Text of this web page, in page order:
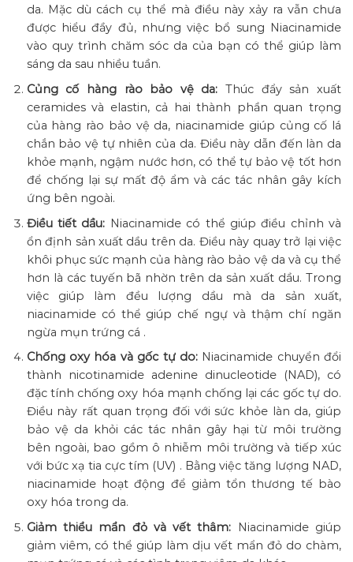
da. Mặc dù cách cụ thể mà điều này xảy ra vẫn chưa
được hiểu đầy đủ, nhưng việc bổ sung Niacinamide
vào quy trình chăm sóc da của bạn có thể giúp làm
sáng da sau nhiều tuần.
Củng cố hàng rào bảo vệ da:Thúc đẩy sản xuất
ceramides và elastin, cả hai thành phần quan trọng
của hàng rào bảo vệ da, niacinamide giúp củng cố lá
chắn bảo vệ tự nhiên của da. Điều này dẫn đến làn da
khỏe mạnh, ngậm nước hơn, có thể tự bảo vệ tốt hơn
để chống lại sự mất độ ẩm và các tác nhân gây kích
ứng bên ngoài.
Điều tiết dầu: Niacinamide có thể giúp điều chỉnh và
ổn định sản xuất dầu trên da. Điều này quay trở lại việc
khôi phục sức mạnh của hàng rào bảo vệ da và cụ thể
hơn là các tuyến bã nhờn trên da sản xuất dầu. Trong
việc giúp làm đều lượng dầu mà da sản xuất,
niacinamide có thể giúp chế ngự và thậm chí ngăn
ngừa mụn trứng cá .
Chống oxy hóa và gốc tự do: Niacinamide chuyển đổi
thành nicotinamide adenine dinucleotide (NAD), có
đặc tính chống oxy hóa mạnh chống lại các gốc tự do.
Điều này rất quan trọng đối với sức khỏe làn da, giúp
bảo vệ da khỏi các tác nhân gây hại từ môi trường
bên ngoài, bao gồm ô nhiễm môi trường và tiếp xúc
với bức xạ tia cực tím (UV) . Bằng việc tăng lượng NAD,
niacinamide hoạt động để giảm tổn thương tế bào
oxy hóa trong da.
Giảm thiểu mẩn đỏ và vết thâm:
Niacinamide giúp
giảm viêm, có thể giúp làm dịu vết mẩn đỏ do chàm,